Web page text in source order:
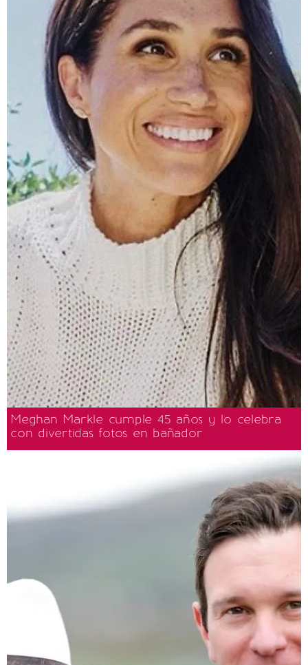
Meghan Markle cumple 45 años y lo celebra
con divertidas fotos en bañador